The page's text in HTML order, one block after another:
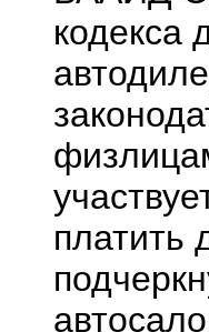
кодекса
платить